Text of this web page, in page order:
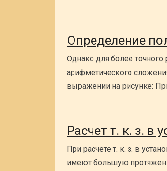
Определение
Однако для более точного
арифметического
выражении на рисунке:
Расчет т. к. з. в
При расчете т. к. з. в
имеют большую